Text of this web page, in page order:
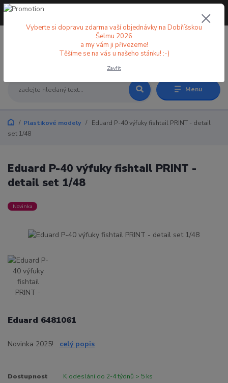
Menu
+420 773 998 582
Plastikové modely
Eduard P-40 výfuky fishtail PRINT - detail
set 1/48
Eduard P-40 výfuky fishtail PRINT -
detail set 1/48
Novinka
Eduard 6481061
Novinka 2025! celý popis
Dostupnost K odeslání do 2-4 týdnů > 5 ks
Vyberte si dopravu zdarma vaší objednávky na Dobříšskou
Šelmu 2026
a my vám ji přivezeme!
Těšíme se na vás u našeho stánku! :-)
Zavřít